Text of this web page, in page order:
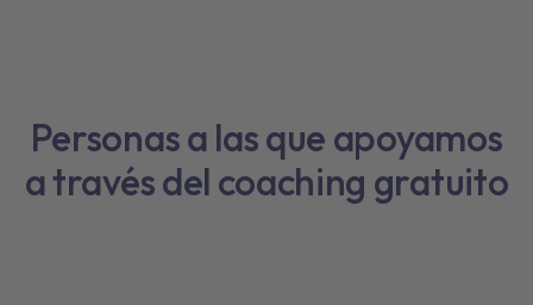
Personas a las que apoyamos
a través del coaching gratuito